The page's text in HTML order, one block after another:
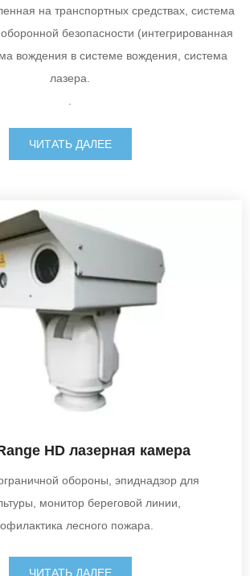
на транспортных средствах, система
безопасности (интегрированная
вождения в системе вождения, система
лазера.
ЧИТАТЬ ДАЛЕЕ
HD лазерная камера
обороны, эпиднадзор для
монитор береговой линии,
лесного пожара.
ЧИТАТЬ ДАЛЕЕ